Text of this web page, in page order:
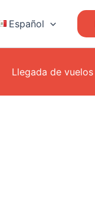
Español
Llegada de vuelos